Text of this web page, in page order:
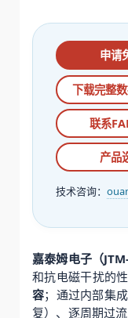
申请
下载完整
联系
产品
技术咨询：
嘉泰姆电子（
和抗电磁干扰的
容；通过内部集
复）、逐周期过